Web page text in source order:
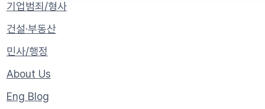
기업범죄/형사
건설·부동산
민사/행정
About Us
Eng Blog